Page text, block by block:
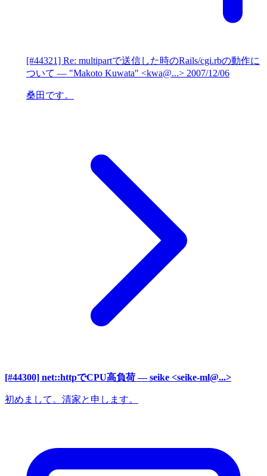
[#44321] Re: multipartで送信した時のRails/cgi.rbの動作に
ついて — "Makoto Kuwata" <kwa@...> 2007/12/06
桑田です。
[#44300] net::httpでCPU高負荷 — seike <seike-ml@...>
初めまして。清家と申します。